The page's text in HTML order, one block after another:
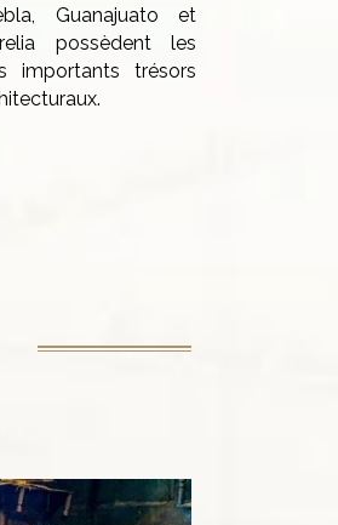
Guanajuato et
possèdent les
importants trésors